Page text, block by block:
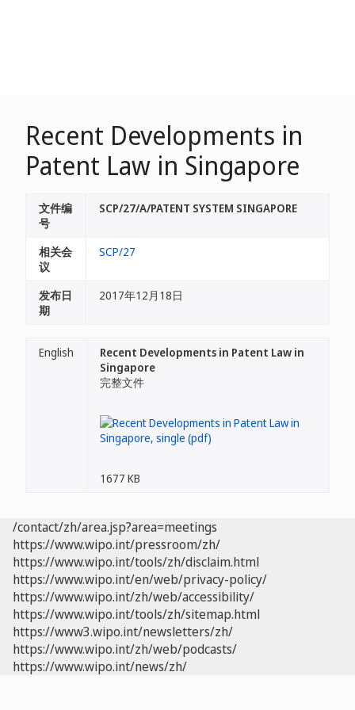
Recent Developments in
Patent Law in Singapore
文件编
号
SCP/27/A/PATENT SYSTEM SINGAPORE
相关会
议
SCP/27
发布日
期
2017年12月18日
English
Recent Developments in Patent Law in
Singapore
完整文件
1677 KB
/contact/zh/area.jsp?area=meetings
https://www.wipo.int/pressroom/zh/
https://www.wipo.int/tools/zh/disclaim.html
https://www.wipo.int/en/web/privacy-policy/
https://www.wipo.int/zh/web/accessibility/
https://www.wipo.int/tools/zh/sitemap.html
https://www3.wipo.int/newsletters/zh/
https://www.wipo.int/zh/web/podcasts/
https://www.wipo.int/news/zh/